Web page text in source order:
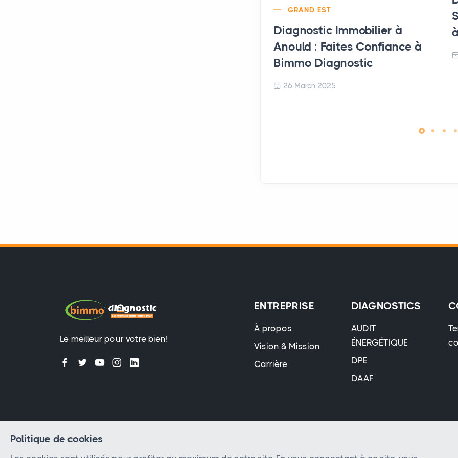
GRAND EST
Diagnostic Immobilier à
Anould : Faites Confiance à
Bimmo Diagnostic
26 March 2025
Le meilleur pour votre bien!
ENTREPRISE
À propos
Vision & Mission
Carrière
DIAGNOSTICS
AUDIT
ÉNERGÉTIQUE
DPE
DAAF
Politique de cookies